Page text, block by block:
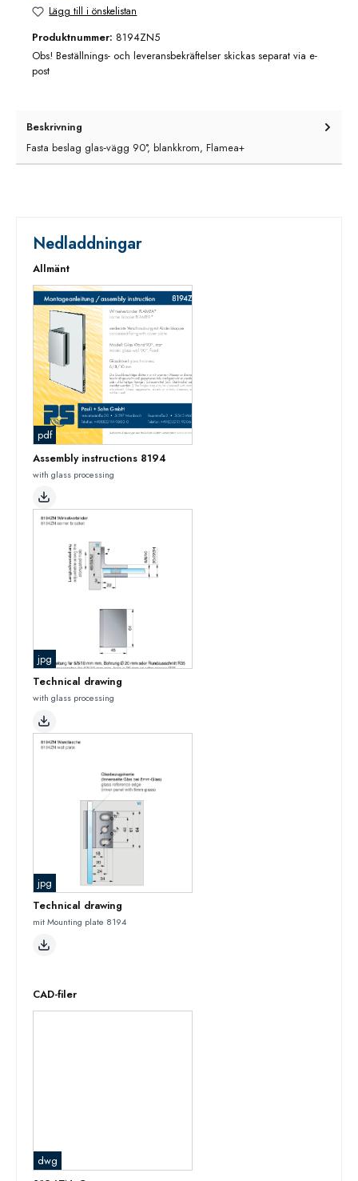
Lägg till i önskelistan
Produktnummer: 8194ZN5
Obs! Beställnings- och leveransbekräftelser skickas separat via e-
post
Beskrivning
Fasta beslag glas‑vägg 90°, blankkrom, Flamea+
Nedladdningar
Allmänt
pdf
Assembly instructions 8194
with glass processing
jpg
Technical drawing
with glass processing
jpg
Technical drawing
mit Mounting plate 8194
CAD-filer
dwg